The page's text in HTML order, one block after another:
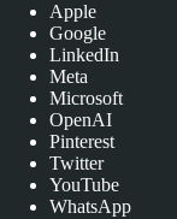
Apple
Google
LinkedIn
Meta
Microsoft
OpenAI
Pinterest
Twitter
YouTube
WhatsApp